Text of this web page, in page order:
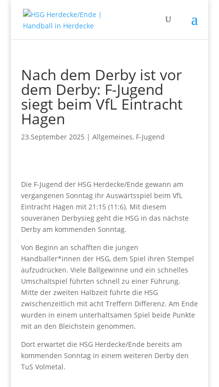
Nach dem Derby ist vor
dem Derby: F-Jugend
siegt beim VfL Eintracht
Hagen
23.September 2025 | Allgemeines, F-Jugend
Die F-Jugend der HSG Herdecke/Ende gewann am
vergangenen Sonntag ihr Auswärtsspiel beim VfL
Eintracht Hagen mit 21:15 (11:6). Mit diesem
souveränen Derbysieg geht die HSG in das nächste
Derby am kommenden Sonntag.
Von Beginn an schafften die jungen
Handballer*innen der HSG, dem Spiel ihren Stempel
aufzudrücken. Viele Ballgewinne und ein schnelles
Umschaltspiel führten schnell zu einer Führung.
Mitte der zweiten Halbzeit führte die HSG
zwischenzeitlich mit acht Treffern Differenz. Am Ende
wurden in einem unterhaltsamen Spiel beide Punkte
mit an den Bleichstein genommen.
Dort erwartet die HSG Herdecke/Ende bereits am
kommenden Sonntag in einem weiteren Derby den
TuS Volmetal.